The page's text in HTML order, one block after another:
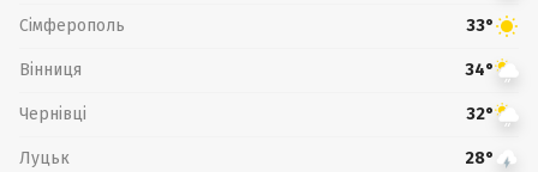
Сімферополь 33°
Вінниця 34°
Чернівці 32°
Луцьк 28°